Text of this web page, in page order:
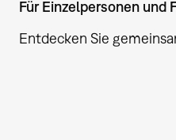
Für Einzelpersonen und
Entdecken Sie